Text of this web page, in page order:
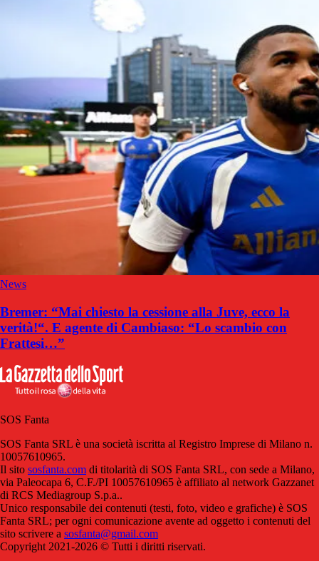
News
Bremer: “Mai chiesto la cessione alla Juve, ecco la
verità!“. E agente di Cambiaso: “Lo scambio con
Frattesi…”
SOS Fanta
SOS Fanta SRL è una società iscritta al Registro Imprese di Milano n.
10057610965.
Il sito sosfanta.com di titolarità di SOS Fanta SRL, con sede a Milano,
via Paleocapa 6, C.F./PI 10057610965 è affiliato al network Gazzanet
di RCS Mediagroup S.p.a..
Unico responsabile dei contenuti (testi, foto, video e grafiche) è SOS
Fanta SRL; per ogni comunicazione avente ad oggetto i contenuti del
sito scrivere a sosfanta@gmail.com
Copyright 2021-2026 © Tutti i diritti riservati.